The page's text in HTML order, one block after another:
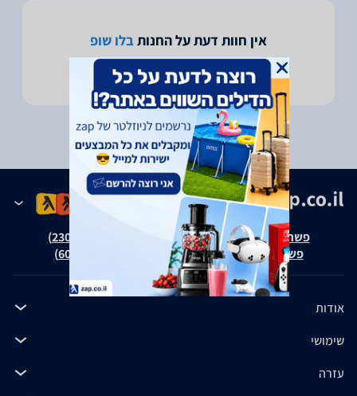
אין חוות דעת על החנותבלו שופ
היה הראשון לכתוב חוות דעת על חנות זו - לחץ כאן
פשרה בת"צ אבנצ'יק נ' זאפ גרופ (ת"צ 23008-08-20)
פשרה בת"צ כהנים נ' זאפ גרופ (ת"צ 60371-12-19)
אודות
שימושי
עזרה